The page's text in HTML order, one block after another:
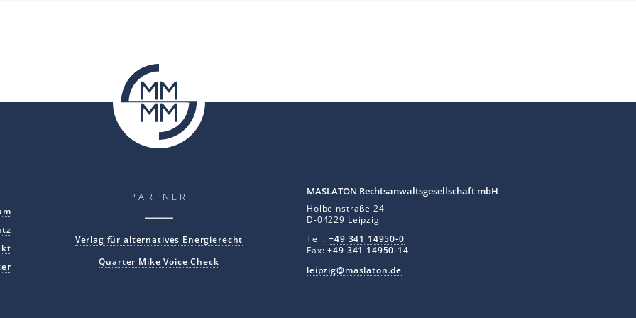
PARTNER
Verlag für alternatives Energierecht
Quarter Mike Voice Check
MAS LA TON Rechtsanwaltsgesellschaft mbH
Holbeinstraße 24
D-04229 Leipzig
Tel.:+49 341 14950-0
Fax:+49 341 14950-14
leipzig@maslaton.de